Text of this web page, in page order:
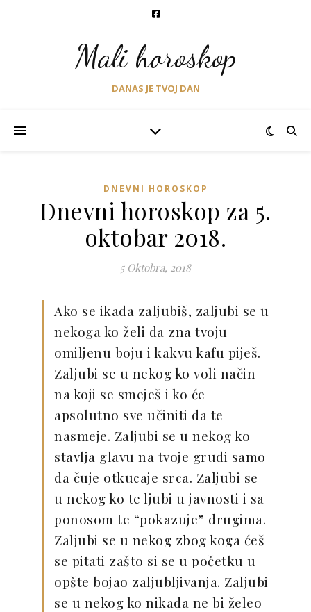
Mali horoskop
DANAS JE TVOJ DAN
DNEVNI HOROSKOP
Dnevni horoskop za 5.
oktobar 2018.
5 Oktobra, 2018
Ako se ikada zaljubiš, zaljubi se u
nekoga ko želi da zna tvoju
omiljenu boju i kakvu kafu piješ.
Zaljubi se u nekog ko voli način
na koji se smeješ i ko će
apsolutno sve učiniti da te
nasmeje. Zaljubi se u nekog ko
stavlja glavu na tvoje grudi samo
da čuje otkucaje srca. Zaljubi se
u nekog ko te ljubi u javnosti i sa
ponosom te “pokazuje” drugima.
Zaljubi se u nekog zbog koga ćeš
se pitati zašto si se u početku u
opšte bojao zaljubljivanja. Zaljubi
se u nekog ko nikada ne bi želeo